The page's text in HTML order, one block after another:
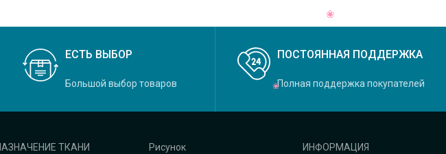
ЕСТЬ ВЫБОР
Большой выбор товаров
ПОСТОЯННАЯ ПОДДЕРЖКА
Полная поддержка покупателей
ТКАНИ Рисунок ИНФОРМАЦИЯ